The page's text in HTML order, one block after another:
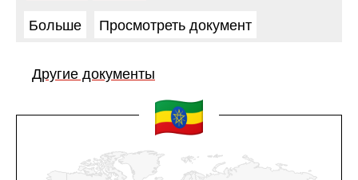
Больше Просмотреть документ
Другие документы